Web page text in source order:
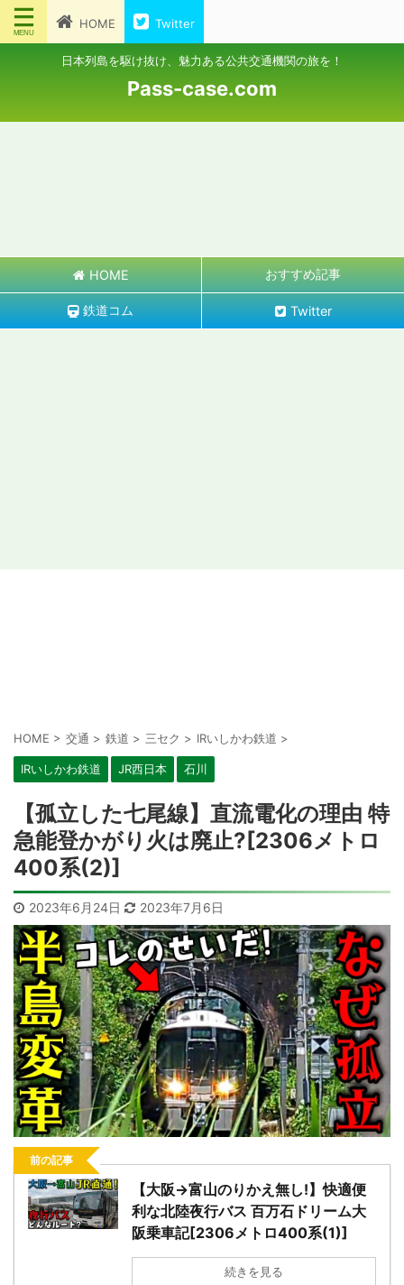
HOME Twitter
日本列島を駆け抜け、魅力ある公共交通機関の旅を！
Pass-case.com
HOME おすすめ記事
鉄道コム Twitter
HOME > 交通 > 鉄道 > 三セク > IRいしかわ鉄道 >
IRいしかわ鉄道 JR西日本 石川
【孤立した七尾線】直流電化の理由 特
急能登かがり火は廃止?[2306メトロ
400系(2)]
2023年6月24日 2023年7月6日
前の記事
【大阪→富山のりかえ無し!】快適便
利な北陸夜行バス 百万石ドリーム大
阪乗車記[2306メトロ400系(1)]
続きを見る